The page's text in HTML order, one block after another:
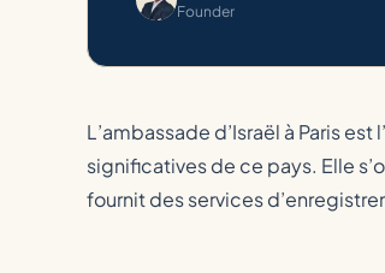
Founder
L’ambassade d’Israël à Paris
significatives de ce pays. Elle
fournit des services